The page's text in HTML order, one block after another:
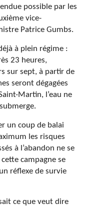
possible par les
vice-
Patrice Gumbs.
à plein régime :
23 heures,
sur sept, à partir de
seront dégagées
Martin, l’eau ne
un coup de balai
les risques
à l’abandon ne se
campagne se
réflexe de survie
ce que veut dire